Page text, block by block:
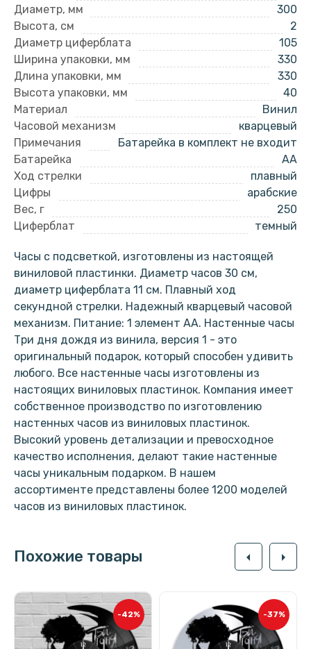
Диаметр, мм
300
Высота, см
2
Диаметр циферблата
105
Ширина упаковки, мм
330
Длина упаковки, мм
330
Высота упаковки, мм
40
Материал
Винил
Часовой механизм
кварцевый
Примечания
Батарейка в комплект не входит
Батарейка
AA
Ход стрелки
плавный
Цифры
арабские
Вес, г
250
Циферблат
темный
Часы с подсветкой, изготовлены из настоящей
виниловой пластинки. Диаметр часов 30 см,
диаметр циферблата 11 см. Плавный ход
секундной стрелки. Надежный кварцевый часовой
механизм. Питание: 1 элемент АА. Настенные часы
Три дня дождя из винила, версия 1 - это
оригинальный подарок, который способен удивить
любого. Все настенные часы изготовлены из
настоящих виниловых пластинок. Компания имеет
собственное производство по изготовлению
настенных часов из виниловых пластинок.
Высокий уровень детализации и превосходное
качество исполнения, делают такие настенные
часы уникальным подарком. В нашем
ассортименте представлены более 1200 моделей
часов из виниловых пластинок.
Похожие товары arrow_left arrow_right
-42% -37%